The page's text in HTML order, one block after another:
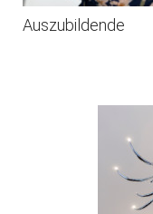
Auszubildende